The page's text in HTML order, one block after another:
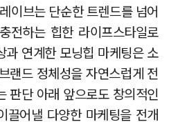
이브는 단순한 트렌드를 넘어
전하는 힙한 라이프스타일로
과 연계한 모닝힙 마케팅은 소
랜드 정체성을 자연스럽게 전
판단 아래 앞으로도 창의적인
끌어낼 다양한 마케팅을 전개